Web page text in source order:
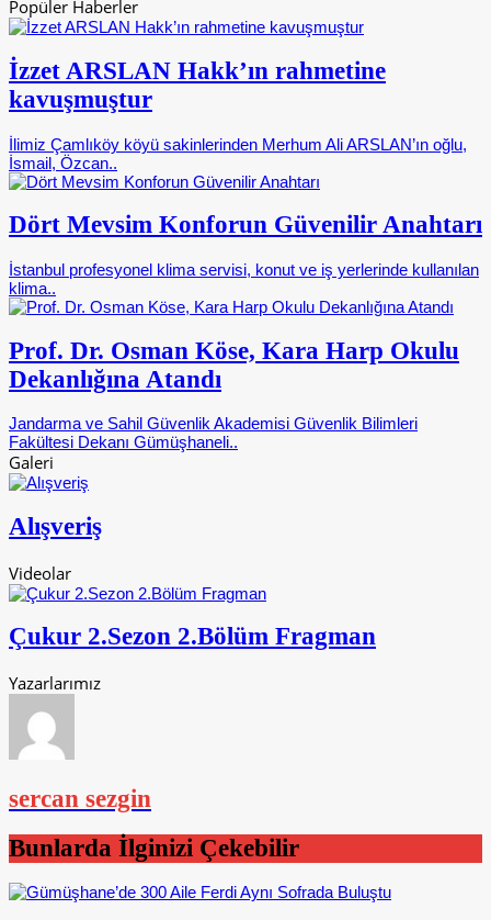
Popüler Haberler
İzzet ARSLAN Hakk’ın rahmetine
kavuşmuştur
İlimiz Çamlıköy köyü sakinlerinden Merhum Ali ARSLAN’ın oğlu,
İsmail, Özcan..
Dört Mevsim Konforun Güvenilir Anahtarı
İstanbul profesyonel klima servisi, konut ve iş yerlerinde kullanılan
klima..
Prof. Dr. Osman Köse, Kara Harp Okulu
Dekanlığına Atandı
Jandarma ve Sahil Güvenlik Akademisi Güvenlik Bilimleri
Fakültesi Dekanı Gümüşhaneli..
Galeri
Alışveriş
Videolar
Çukur 2.Sezon 2.Bölüm Fragman
Yazarlarımız
sercan sezgin
Bunlarda İlginizi Çekebilir